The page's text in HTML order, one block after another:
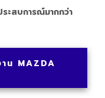
ะสบการณ์มากกว่า
น MAZDA